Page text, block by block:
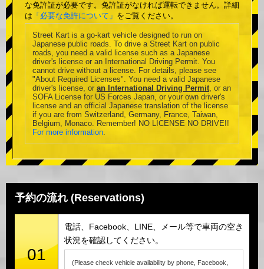
な免許証が必要です。免許証がなければ運転できません。詳細
は 「必要な免許について」 をご覧ください。
Street Kart is a go-kart vehicle designed to run on
Japanese public roads. To drive a Street Kart on public
roads, you need a valid license such as a Japanese
driver's license or an International Driving Permit. You
cannot drive without a license. For details, please see
"About Required Licenses". You need a valid Japanese
driver's license, or an International Driving Permit, or an
SOFA License for US Forces Japan, or your own driver's
license and an official Japanese translation of the license
if you are from Switzerland, Germany, France, Taiwan,
Belgium, Monaco. Remember! NO LICENSE NO DRIVE!!
For more information.
予約の流れ (Reservations)
01
電話、Facebook、LINE、メール等で車両の空き
状況を確認してください。
(Please check vehicle availability by phone, Facebook,